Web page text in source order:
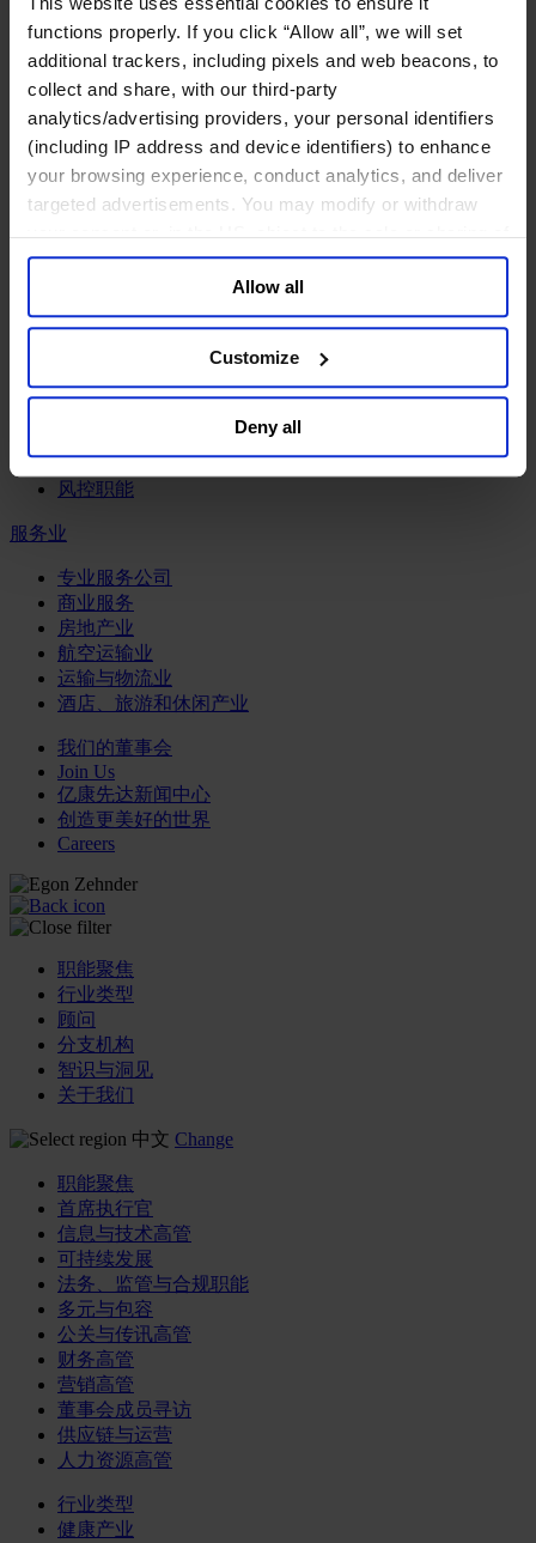
functions properly. If you click “Allow all”, we will set
additional trackers, including pixels and web beacons, to
collect and share, with our third-party
analytics/advertising providers, your personal identifiers
(including IP address and device identifiers) to enhance
your browsing experience, conduct analytics, and deliver
targeted advertisements. You may modify or withdraw
your consent or, in the US, object to the sale or sharing of
your data for targeted advertising, by clicking “Do Not
Sell or Share My Personal Information” in the footer of
the website. You must opt-out of each device and each
browser. For additional information and retention terms
general collection and use of personal information see
Allow all
Customize
Deny all
工业
化工与过程工业咨询团队
机械与工业技术
汽车与交通设备
能源业
金属与矿业
金融服务业
主权财富基金
保险业
投资银行、企业银行与金融市场
私募股权投资行业
财富管理
零售金融服务
风控职能
服务业
专业服务公司
商业服务
房地产业
航空运输业
运输与物流业
酒店、旅游和休闲产业
我们的董事会
Join Us
亿康先达新闻中心
创造更美好的世界
Careers
职能聚焦
行业类型
顾问
分支机构
智识与洞见
关于我们
中文 Change
职能聚焦
首席执行官
信息与技术高管
可持续发展
法务、监管与合规职能
多元与包容
公关与传讯高管
财务高管
营销高管
董事会成员寻访
供应链与运营
人力资源高管
行业类型
健康产业